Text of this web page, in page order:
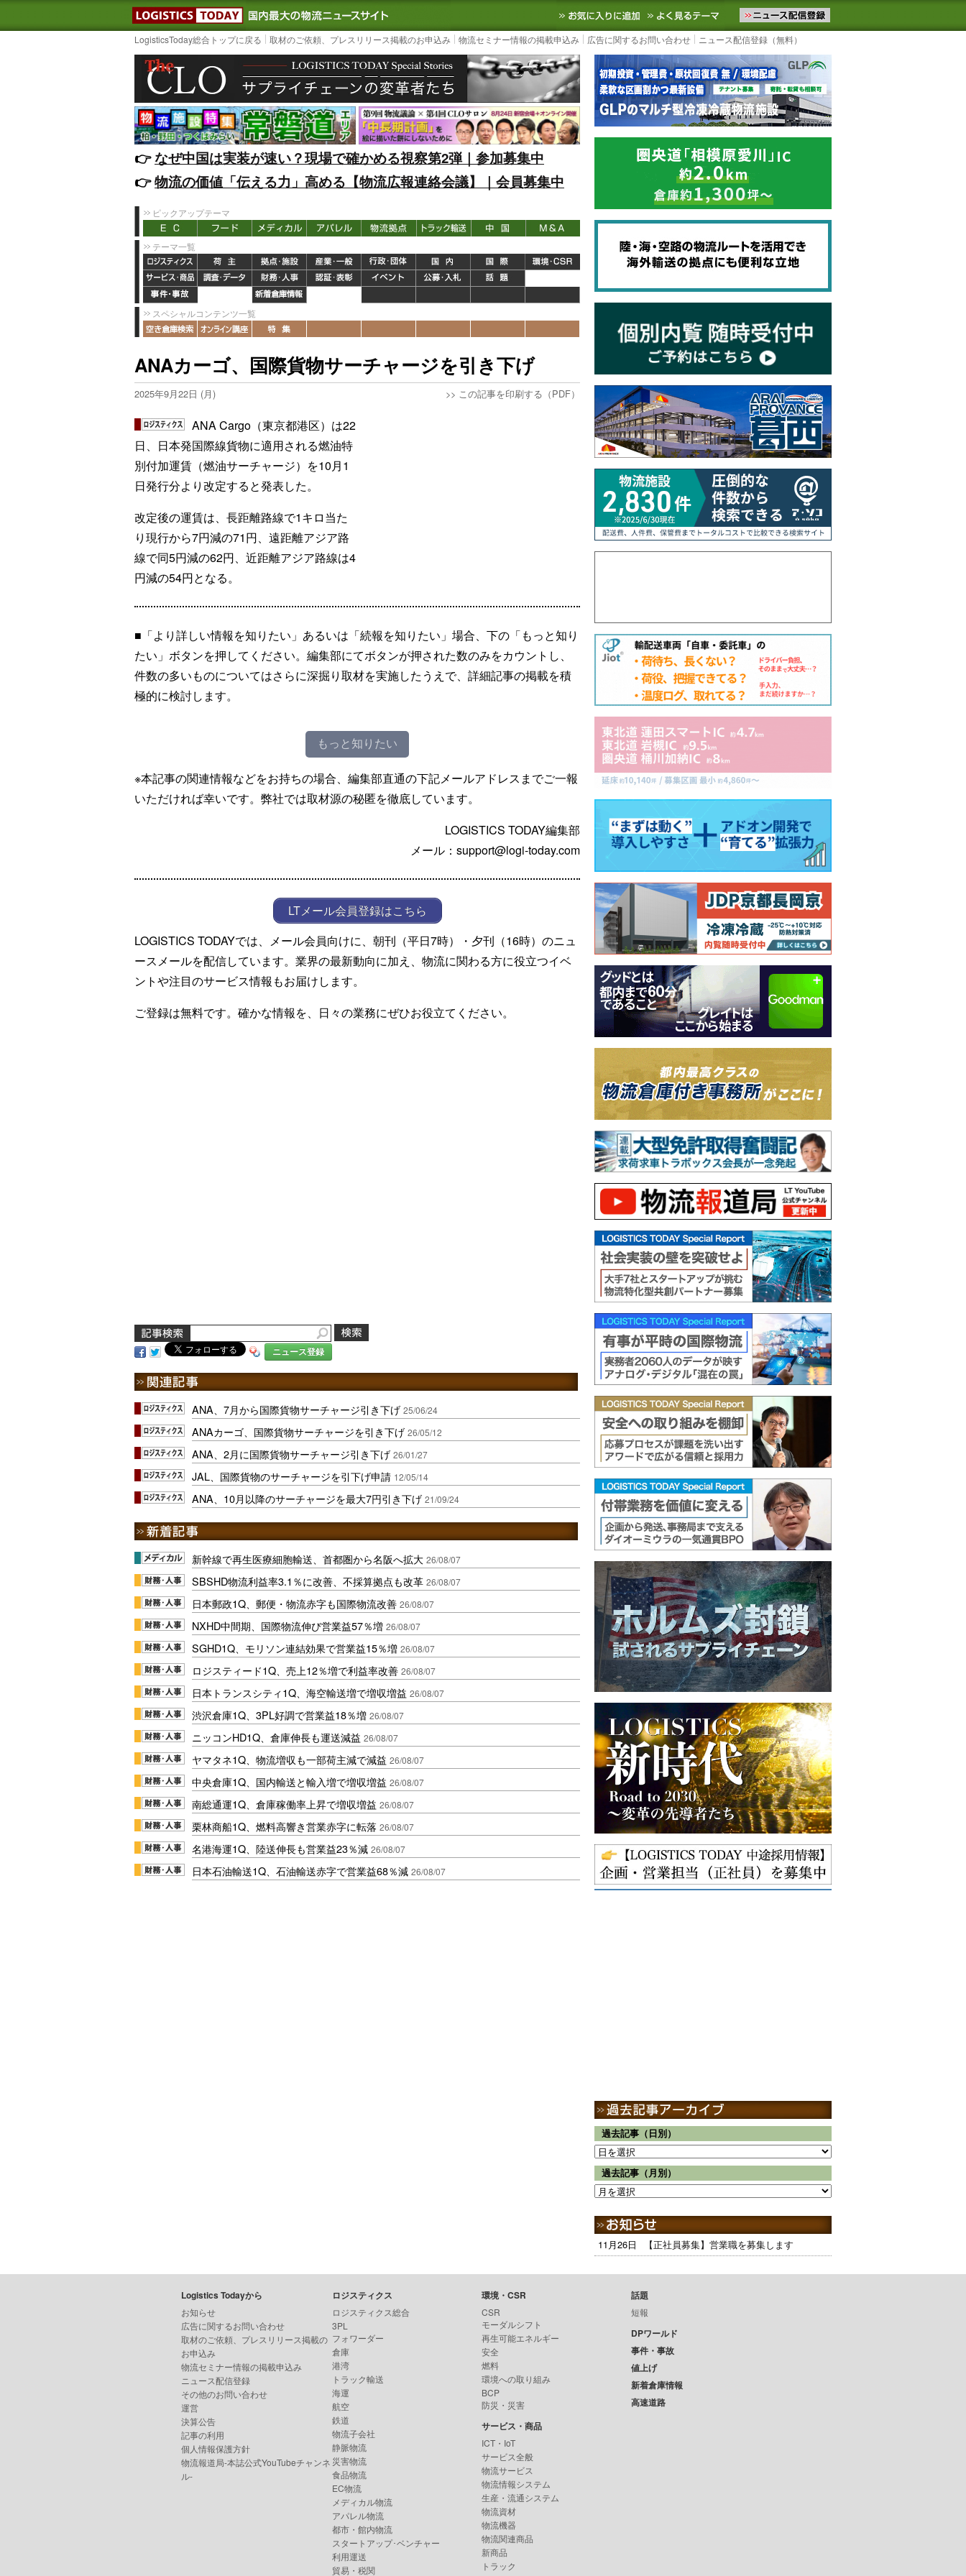
LOGISTICS TODAY｜国内最大の物流ニュースサイト3PL, SCMなど国内外の最新の物流ニュースをお届けします。物流ニュースメール配信を登録す
お気に入りに追加 よく見るテーマ
LogisticsToday総合トップに戻る 取材のご依頼、プレスリリース掲載のお申込み 物流セミナー情報の掲載申込み 広告に関するお問い合わせ ニュース配信登録（無料）
👉️なぜ中国は実装が速い？現場で確かめる視察第2弾｜参加募集中
👉️物流の価値「伝える力」高める【物流広報連絡会議】｜会員募集中
ピックアップテーマ
テーマ一覧
スペシャルコンテンツ一覧
ANAカーゴ、国際貨物サーチャージを引き下げ
2025年9月22日 (月) >> この記事を印刷する（PDF）
ANA Cargo（東京都港区）は22
日、日本発国際線貨物に適用される燃油特
別付加運賃（燃油サーチャージ）を10月1
日発行分より改定すると発表した。
改定後の運賃は、長距離路線で1キロ当た
り現行から7円減の71円、遠距離アジア路
線で同5円減の62円、近距離アジア路線は4
円減の54円となる。
■「より詳しい情報を知りたい」あるいは「続報を知りたい」場合、下の「もっと知り
たい」ボタンを押してください。編集部にてボタンが押された数のみをカウントし、
件数の多いものについてはさらに深掘り取材を実施したうえで、詳細記事の掲載を積
極的に検討します。
もっと知りたい
※本記事の関連情報などをお持ちの場合、編集部直通の下記メールアドレスまでご一報
いただければ幸いです。弊社では取材源の秘匿を徹底しています。
LOGISTICS TODAY編集部
メール：support@logi-today.com
LTメール会員登録はこちら
LOGISTICS TODAYでは、メール会員向けに、朝刊（平日7時）・夕刊（16時）のニュ
ースメールを配信しています。業界の最新動向に加え、物流に関わる方に役立つイベ
ントや注目のサービス情報もお届けします。
ご登録は無料です。確かな情報を、日々の業務にぜひお役立てください。
ニュース登録
ANA、7月から国際貨物サーチャージ引き下げ 25/06/24
ANAカーゴ、国際貨物サーチャージを引き下げ 26/05/12
ANA、2月に国際貨物サーチャージ引き下げ 26/01/27
JAL、国際貨物のサーチャージを引下げ申請 12/05/14
ANA、10月以降のサーチャージを最大7円引き下げ 21/09/24
新幹線で再生医療細胞輸送、首都圏から名阪へ拡大 26/08/07
SBSHD物流利益率3.1％に改善、不採算拠点も改革 26/08/07
日本郵政1Q、郵便・物流赤字も国際物流改善 26/08/07
NXHD中間期、国際物流伸び営業益57％増 26/08/07
SGHD1Q、モリソン連結効果で営業益15％増 26/08/07
ロジスティード1Q、売上12％増で利益率改善 26/08/07
日本トランスシティ1Q、海空輸送増で増収増益 26/08/07
渋沢倉庫1Q、3PL好調で営業益18％増 26/08/07
ニッコンHD1Q、倉庫伸長も運送減益 26/08/07
ヤマタネ1Q、物流増収も一部荷主減で減益 26/08/07
中央倉庫1Q、国内輸送と輸入増で増収増益 26/08/07
南総通運1Q、倉庫稼働率上昇で増収増益 26/08/07
栗林商船1Q、燃料高響き営業赤字に転落 26/08/07
名港海運1Q、陸送伸長も営業益23％減 26/08/07
日本石油輸送1Q、石油輸送赤字で営業益68％減 26/08/07
過去記事（日別）
過去記事（月別）
11月26日 【正社員募集】営業職を募集します
Logistics Todayから
お知らせ
広告に関するお問い合わせ
取材のご依頼、プレスリリース掲載の
お申込み
物流セミナー情報の掲載申込み
ニュース配信登録
その他のお問い合わせ
運営
決算公告
記事の利用
個人情報保護方針
物流報道局-本誌公式YouTubeチャンネ
ル-
ロジスティクス
ロジスティクス総合
3PL
フォワーダー
倉庫
港湾
トラック輸送
海運
航空
鉄道
物流子会社
静脈物流
災害物流
食品物流
EC物流
メディカル物流
アパレル物流
都市・館内物流
スタートアップ･ベンチャー
利用運送
貿易・税関
環境・CSR
CSR
モーダルシフト
再生可能エネルギー
安全
燃料
環境への取り組み
BCP
防災・災害
サービス・商品
ICT・IoT
サービス全般
物流サービス
物流情報システム
生産・流通システム
物流資材
物流機器
物流関連商品
新商品
トラック
話題
短報
DPワールド
事件・事故
値上げ
新着倉庫情報
高速道路